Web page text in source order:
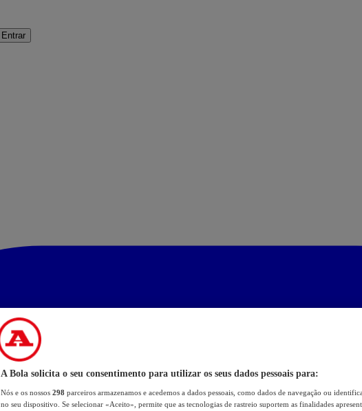
Entrar
A Bola solicita o seu consentimento para utilizar os seus dados pessoais para:
Nós e os nossos 298 parceiros armazenamos e acedemos a dados pessoais, como dados de navegação ou
no seu dispositivo. Se selecionar «Aceito», permite que as tecnologias de rastreio suportem as finalidades